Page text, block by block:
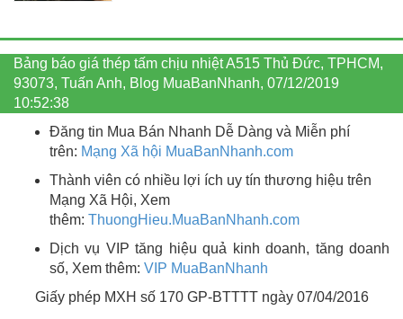
Bảng báo giá thép tấm chịu nhiệt A515 Thủ Đức, TPHCM,
93073, Tuấn Anh, Blog MuaBanNhanh, 07/12/2019
10:52:38
Đăng tin Mua Bán Nhanh Dễ Dàng và Miễn phí
trên: Mạng Xã hội MuaBanNhanh.com
Thành viên có nhiều lợi ích uy tín thương hiệu trên
Mạng Xã Hội, Xem
thêm: ThuongHieu.MuaBanNhanh.com
Dịch vụ VIP tăng hiệu quả kinh doanh, tăng doanh
số, Xem thêm: VIP MuaBanNhanh
Giấy phép MXH số 170 GP-BTTTT ngày 07/04/2016